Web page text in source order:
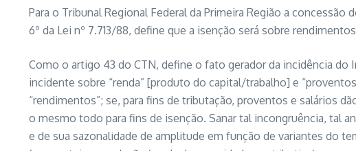
Para o Tribunal Regional Federal da Primeira Região a
6º da Lei nº 7.713/88, define que a isenção será sobre
Como o artigo 43 do CTN, define o fato gerador da incidência
incidente sobre “renda” [produto do capital/trabalho] e
“rendimentos”; se, para fins de tributação, proventos e salários
o mesmo todo para fins de isenção. Sanar tal incongruência, tal
e de sua sazonalidade de amplitude em função de variantes do